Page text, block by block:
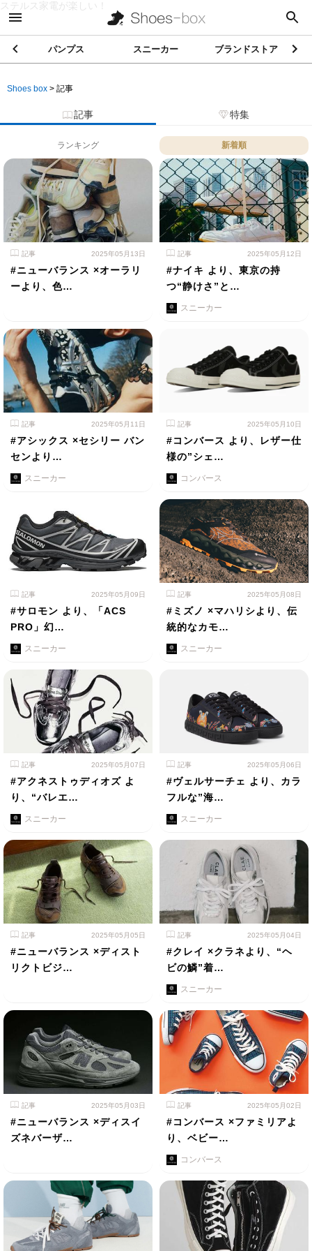
ステルス家電が楽しい！
パンプス スニーカー ブランドストア
Shoes box > 記事
記事 特集
ランキング 新着順
記事 2025年05月13日
#ニューバランス ×オーラリ
ーより、色…
記事 2025年05月12日
#ナイキ より、東京の持
つ“静けさ”と…
スニーカー
記事 2025年05月11日
#アシックス ×セシリー バン
センより…
スニーカー
記事 2025年05月10日
#コンバース より、レザー仕
様の”シェ…
コンバース
記事 2025年05月09日
#サロモン より、「ACS
PRO」幻…
スニーカー
記事 2025年05月08日
#ミズノ ×マハリシより、伝
統的なカモ…
スニーカー
記事 2025年05月07日
#アクネストゥディオズ よ
り、“バレエ…
スニーカー
記事 2025年05月06日
#ヴェルサーチェ より、カラ
フルな”海…
スニーカー
記事 2025年05月05日
#ニューバランス ×ディスト
リクトビジ…
記事 2025年05月04日
#クレイ ×クラネより、“ヘ
ビの鱗”着…
スニーカー
記事 2025年05月03日
#ニューバランス ×ディスイ
ズネバーザ…
記事 2025年05月02日
#コンバース ×ファミリアよ
り、ベビー…
コンバース